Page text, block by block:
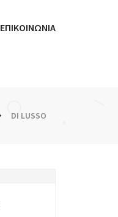
ΕΠΙΚΟΙΝΩΝΙΑ
DI LUSSO